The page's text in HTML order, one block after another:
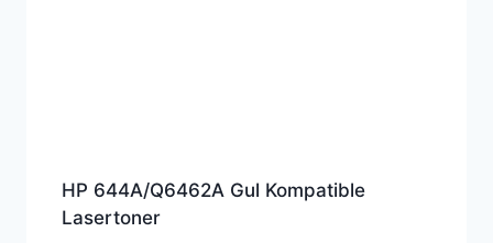
HP 644A/Q6462A Gul Kompatible
Lasertoner